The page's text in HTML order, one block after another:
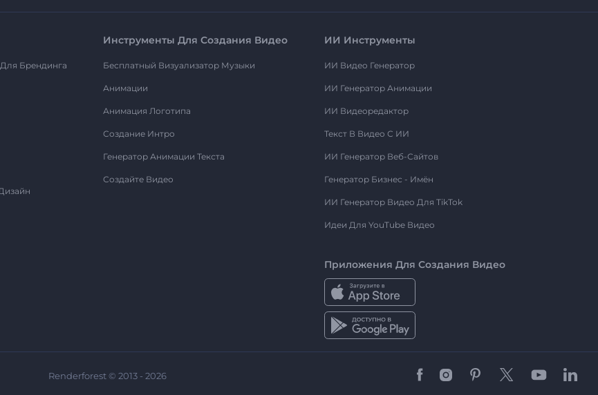
Брендинга
Инструменты Для Создания Видео
Бесплатный Визуализатор Музыки
Анимации
Анимация Логотипа
Создание Интро
Генератор Анимации Текста
Создайте Видео
ИИ Инструменты
ИИ Видео Генератор
ИИ Генератор Анимации
ИИ Видеоредактор
Текст В Видео С ИИ
ИИ Генератор Веб-Сайтов
Генератор Бизнес - Имён
ИИ Генератор Видео Для TikTok
Идеи Для YouTube Видео
Приложения Для Создания Видео
Renderforest © 2013 - 2026